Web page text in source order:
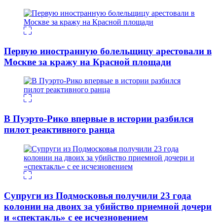
Первую иностранную болельщицу арестовали в
Москве за кражу на Красной площади
В Пуэрто-Рико впервые в истории разбился
пилот реактивного ранца
Супруги из Подмосковья получили 23 года
колонии на двоих за убийство приемной дочери
и «спектакль» с ее исчезновением